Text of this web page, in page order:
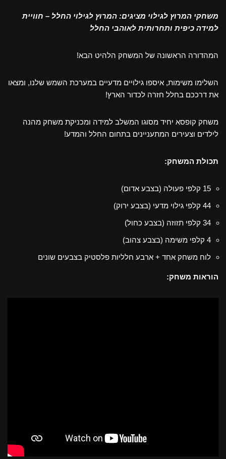
משחקי המרוץ לגילוי מציגים: המרוץ לגילוי החלל – חוויית
למידה כיפית ותחרותית לאוהבי החלל
המהדורה הראשונה של המשחק הלהיט הבא!
השלימו משימות, איספו גילויים מדעיים במערכת השמש שלנו, ומצאו
את דרככם בחלל חזרה לכדור הארץ!
משחק קופסא יחיד מסוגו המשלב למידה ומכניקת משחק מהנה
לילדים וצעירים המתעניינים בתחום החלל והמדע!
תכולת המשחק:
15 קלפי פעולה (בצבע אדום)
44 קלפי גילוי מדעי (בצבע ירוק)
34 קלפי תזוזה (בצבע כחול)
4 קלפי משימה (בצבע צהוב)
לוח משחק אחד + ארבע חלליות פלסטיק בצבעים שונים
הוראות משחק: